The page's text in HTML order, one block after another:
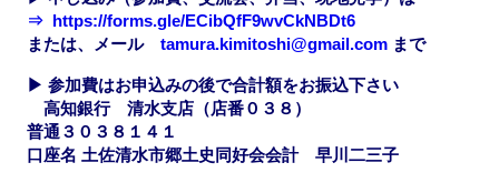
⇒ https://forms.gle/ECibQfF9wvCkNBDt6
または、メール tamura.kimitoshi@gmail.com まで
▶ 参加費はお申込みの後で合計額をお振込下さい
高知銀行 清水支店（店番０３８）
普通３０３８１４１
口座名 土佐清水市郷土史同好会会計 早川二三子